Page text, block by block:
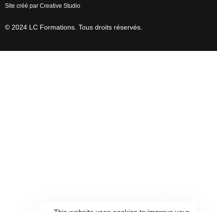
Site créé par Creative Studio
© 2024 LC Formations. Tous droits réservés.